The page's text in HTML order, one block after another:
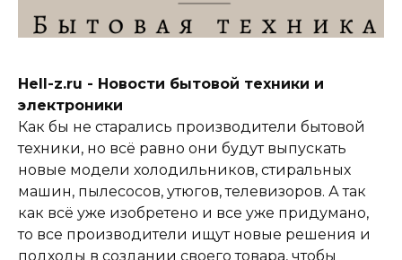
Hell-z.ru - Новости бытовой техники и
электроники
Как бы не старались производители бытовой
техники, но всё равно они будут выпускать
новые модели холодильников, стиральных
машин, пылесосов, утюгов, телевизоров. А так
как всё уже изобретено и все уже придумано,
то все производители ищут новые решения и
подходы в создании своего товара, чтобы